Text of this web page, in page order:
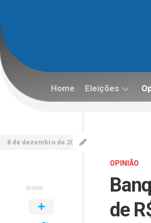
content
Home Eleições
OPINIÃO
de
8 de dezembro de 2025
SHARE